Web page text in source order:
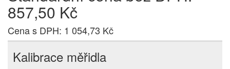
857,50 Kč
Cena s DPH: 1 054,73 Kč
Kalibrace měřidla